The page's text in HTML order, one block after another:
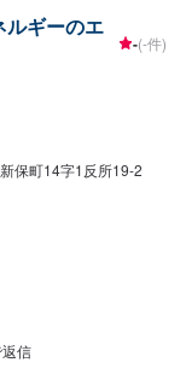
ルギーのエ
-(-件)
保町14字1反所19-2
信